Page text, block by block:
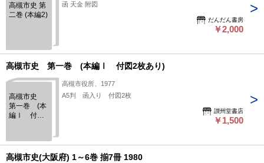
高槻市史 第
二巻 (本編2)
函 天金 附図
だんだん書房
￥2,000
高槻市史 第一巻 (本編Ⅰ 付図2枚あり)
高槻市史
第一巻 (本
編Ⅰ 付図2
高槻市役所、1977
A5判 函入り 付図2枚
讃州堂書店
￥1,500
高槻市史(大阪府) 1～6巻 揃7冊 1980